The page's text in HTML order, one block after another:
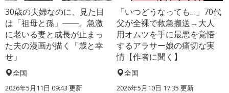
30歳の夫婦なのに、見た目
は「祖母と孫」――。急激
に老いる妻と成長が止まっ
た夫の漫画が描く「歳と幸
せ」
全国
2026年5月11日 09:43 更新
「いつどうなっても…」70代
父が全裸で救急搬送→大人
用オムツを手に最悪を覚悟
するアラサー娘の痛切な実
情【作者に聞く】
全国
2026年5月10日 17:35 更新